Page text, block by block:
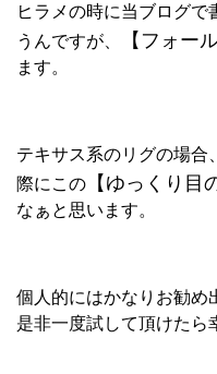
ヒラメの時に当ブログ
うんですが、
【フォー
ます。
テキサス系のリグの場合
際にこの 【ゆっくり目
なぁと思います。
個人的にはかなりお勧め
是非一度試して頂けたら